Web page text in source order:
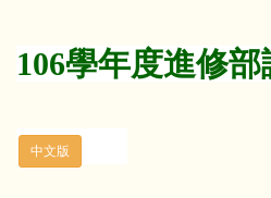
106學年度進修